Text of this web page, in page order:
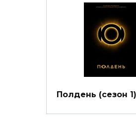
Полдень (сезон